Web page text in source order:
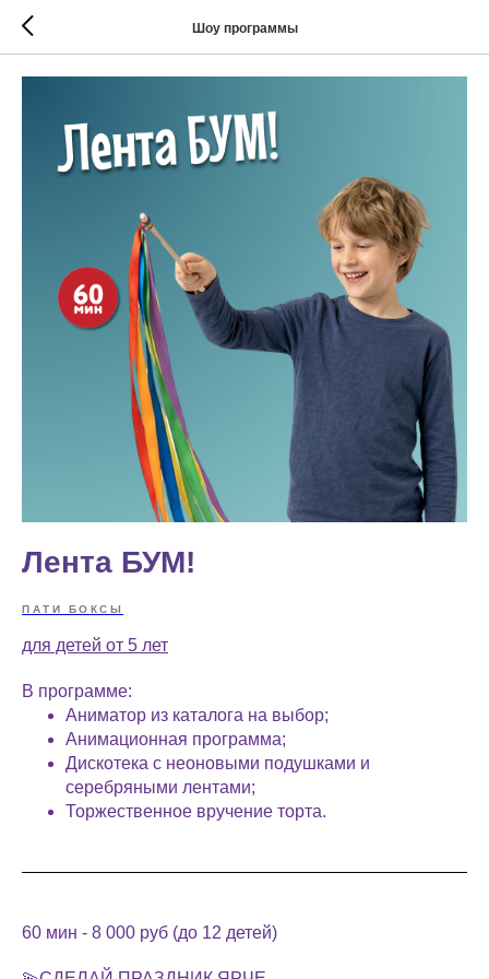
Шоу программы
Лента БУМ!
ПАТИ БОКСЫ
для детей от 5 лет
В программе:
Аниматор из каталога на выбор;
Анимационная программа;
Дискотека с неоновыми подушками и
серебряными лентами;
Торжественное вручение торта.
60 мин - 8 000 руб (до 12 детей)